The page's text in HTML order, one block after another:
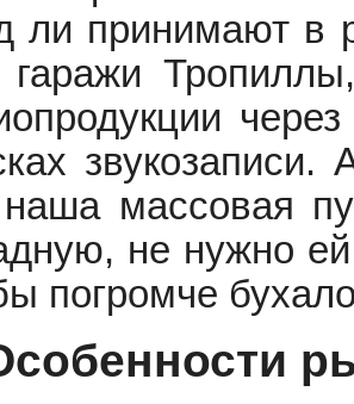
ли принимают в
наша массовая
не нужно
погромче